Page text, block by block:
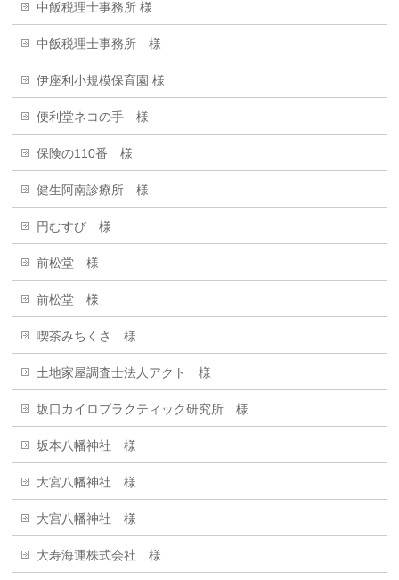
中飯税理士事務所 様
中飯税理士事務所 様
伊座利小規模保育園 様
便利堂ネコの手 様
保険の110番 様
健生阿南診療所 様
円むすび 様
前松堂 様
前松堂 様
喫茶みちくさ 様
土地家屋調査士法人アクト 様
坂口カイロプラクティック研究所 様
坂本八幡神社 様
大宮八幡神社 様
大宮八幡神社 様
大寿海運株式会社 様